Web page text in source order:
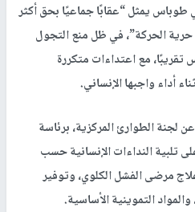
يمثل “عقابًا جماعيًا بحق أكثر
حرية الحركة”، في ظل منع التجول
مع اعتداءات متكررة
أداء واجبها الإنساني.
لجنة الطوارئ المركزية، برئاسة
تلبية النداءات الإنسانية حسب
مرضى الفشل الكلوي، وتوفير
التموينية الأساسية.